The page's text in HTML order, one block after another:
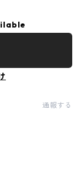
通報する